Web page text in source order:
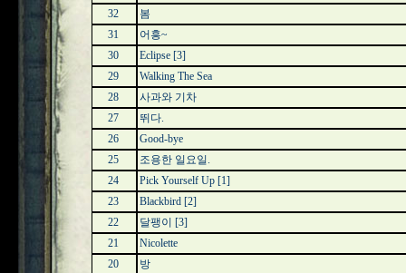
32
봄
31
어흥~
30
Eclipse [3]
29
Walking The Sea
28
사과와 기차
27
뛰다.
26
Good-bye
25
조용한 일요일.
24
Pick Yourself Up [1]
23
Blackbird [2]
22
달팽이
[3]
21
Nicolette
20
방